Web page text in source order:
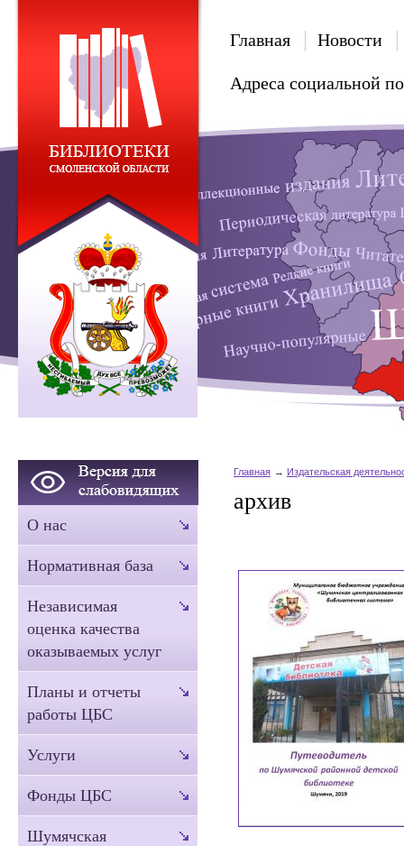
Главная Новости
Адреса социальной
Главная Издательская
архив
О нас
Нормативная база
Независимая
оценка качества
оказываемых услуг
Планы и отчеты
работы ЦБС
Услуги
Фонды ЦБС
Шумячская